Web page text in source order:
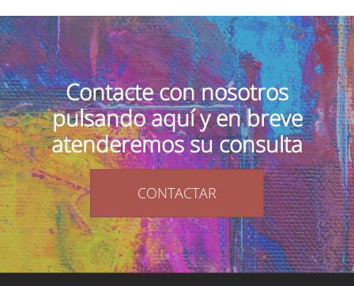
Contacte con nosotros
pulsando aquí y en breve
atenderemos su consulta
CONTACTAR